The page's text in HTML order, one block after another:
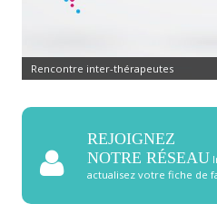
Rencontre inter-thérapeutes
REJOIGNEZ
NOTRE RÉSEAU
actualisez votre fiche de